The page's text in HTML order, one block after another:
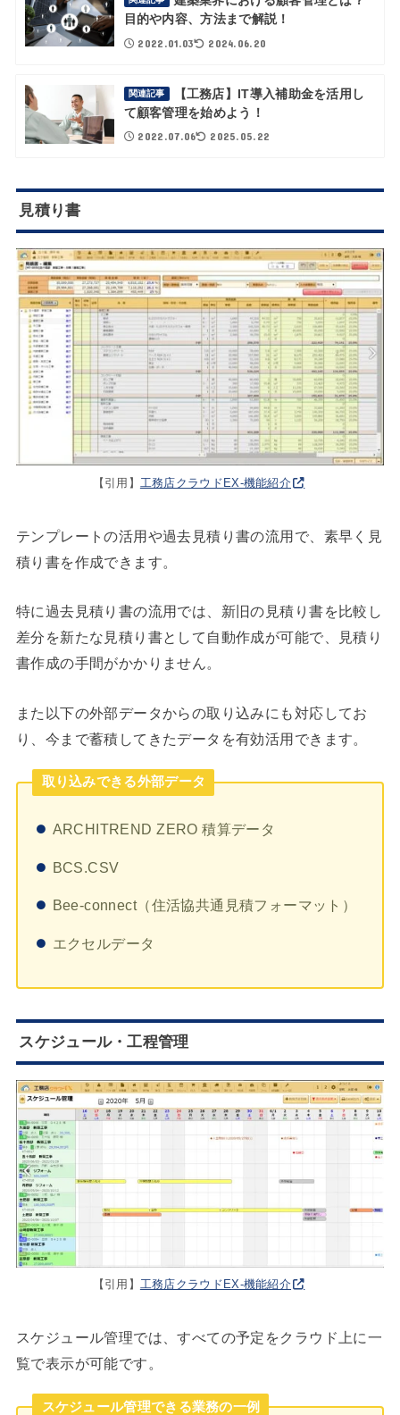
目的や内容、方法まで解説！
2022.01.03 2024.06.20
関連記事
【工務店】IT導入補助金を活用し
て顧客管理を始めよう！
2022.07.06 2025.05.22
見積り書
【引用】 工務店クラウドEX-機能紹介
テンプレートの活用や過去見積り書の流用で、素早く見
積り書を作成できます。
特に過去見積り書の流用では、新旧の見積り書を比較し
差分を新たな見積り書として自動作成が可能で、見積り
書作成の手間がかかりません。
また以下の外部データからの取り込みにも対応してお
り、今まで蓄積してきたデータを有効活用できます。
取り込みできる外部データ
ARCHITREND ZERO 積算データ
BCS.CSV
Bee-connect（住活協共通見積フォーマット）
エクセルデータ
スケジュール・工程管理
【引用】 工務店クラウドEX-機能紹介
スケジュール管理では、すべての予定をクラウド上に一
覧で表示が可能です。
スケジュール管理できる業務の一例